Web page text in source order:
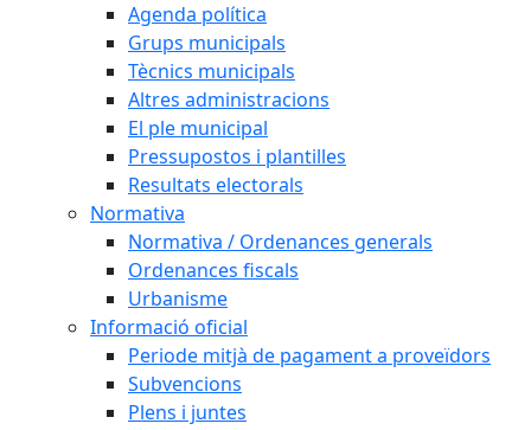
Agenda política
Grups municipals
Tècnics municipals
Altres administracions
El ple municipal
Pressupostos i plantilles
Resultats electorals
Normativa
Normativa / Ordenances generals
Ordenances fiscals
Urbanisme
Informació oficial
Periode mitjà de pagament a proveïdors
Subvencions
Plens i juntes